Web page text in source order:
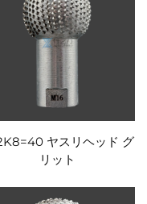
ヤスリヘッド グ
リット